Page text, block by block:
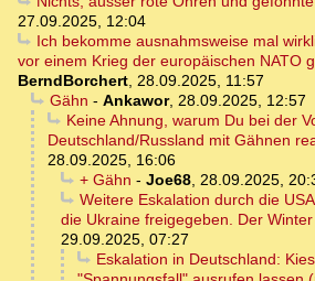
27.09.2025, 12:04
Ich bekomme ausnahmsweise mal
vor einem Krieg der europäischen NATO
BerndBorchert, 28.09.2025, 11:57
Gähn - Ankawor, 28.09.2025, 12:57
Keine Ahnung, warum Du bei der
Deutschland/Russland mit Gähnen
28.09.2025, 16:06
+ Gähn - Joe68, 28.09.2025,
Weitere Eskalation durch die
die Ukraine freigegeben. Der
29.09.2025, 07:27
Eskalation in Deutschland: